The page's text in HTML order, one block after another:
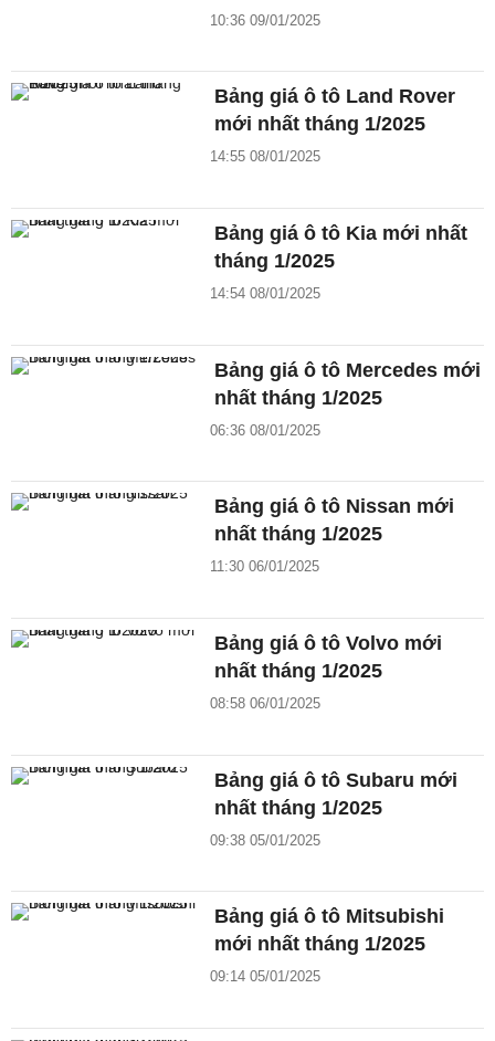
10:36 09/01/2025
Bảng giá ô tô Land Rover
mới nhất tháng 1/2025
14:55 08/01/2025
Bảng giá ô tô Kia mới nhất
tháng 1/2025
14:54 08/01/2025
Bảng giá ô tô Mercedes mới
nhất tháng 1/2025
06:36 08/01/2025
Bảng giá ô tô Nissan mới
nhất tháng 1/2025
11:30 06/01/2025
Bảng giá ô tô Volvo mới
nhất tháng 1/2025
08:58 06/01/2025
Bảng giá ô tô Subaru mới
nhất tháng 1/2025
09:38 05/01/2025
Bảng giá ô tô Mitsubishi
mới nhất tháng 1/2025
09:14 05/01/2025